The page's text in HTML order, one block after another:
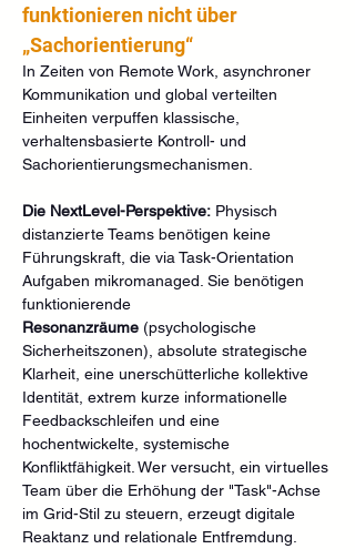
funktionieren nicht über
„Sachorientierung“
In Zeiten von Remote Work, asynchroner
Kommunikation und global verteilten
Einheiten verpuffen klassische,
verhaltensbasierte Kontroll- und
Sachorientierungsmechanismen.
Die NextLevel-Perspektive: Physisch
distanzierte Teams benötigen keine
Führungskraft, die via Task-Orientation
Aufgaben mikromanaged. Sie benötigen
funktionierende
Resonanzräume (psychologische
Sicherheitszonen), absolute strategische
Klarheit, eine unerschütterliche kollektive
Identität, extrem kurze informationelle
Feedbackschleifen und eine
hochentwickelte, systemische
Konfliktfähigkeit. Wer versucht, ein virtuelles
Team über die Erhöhung der "Task"-Achse
im Grid-Stil zu steuern, erzeugt digitale
Reaktanz und relationale Entfremdung.